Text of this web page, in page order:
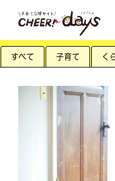
すべて 子育て く